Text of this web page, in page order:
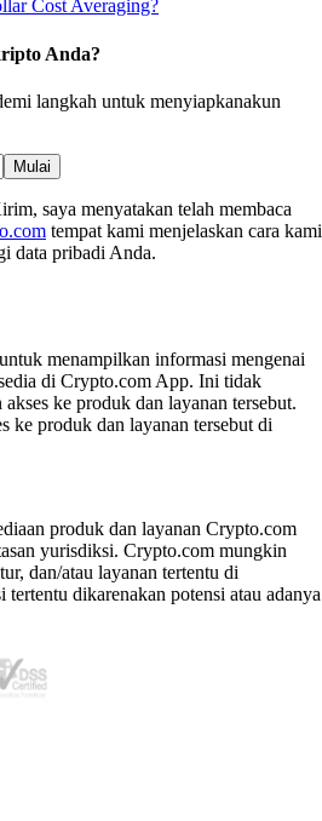
Anda?
langkah untuk menyiapkanakun
Mulai
saya menyatakan telah membaca
tempat kami menjelaskan cara kami
data pribadi Anda.
menampilkan informasi mengenai
di Crypto.com App. Ini tidak
ke produk dan layanan tersebut.
ke produk dan layanan tersebut di
produk dan layanan Crypto.com
yurisdiksi. Crypto.com mungkin
dan/atau layanan tertentu di
dikarenakan potensi atau adanya